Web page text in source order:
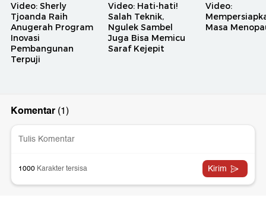
Video: Sherly
Tjoanda Raih
Anugerah Program
Inovasi
Pembangunan
Terpuji
Video: Hati-hati!
Salah Teknik,
Ngulek Sambel
Juga Bisa Memicu
Saraf Kejepit
Video:
Masa